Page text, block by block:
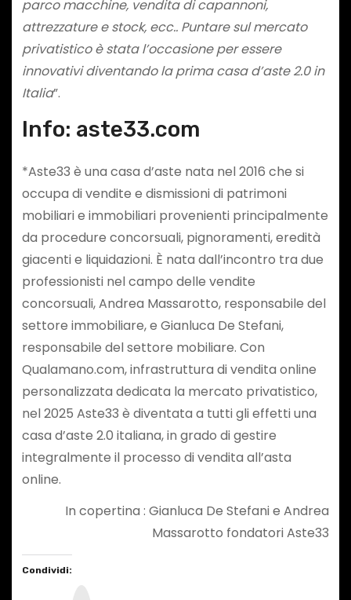
parco macchine, vendita di capannoni,
attrezzature e stock, ecc.. Puntare sul mercato
privatistico è stata l’occasione per essere
innovativi diventandola prima casa d’aste 2.0 in
Italia”.
Info: aste33.com
*Aste33 è una casa d’aste nata nel 2016 che si
occupa di vendite e dismissioni di patrimoni
mobiliari e immobiliari provenienti principalmente
da procedure concorsuali, pignoramenti, eredità
giacenti e liquidazioni. È nata dall’incontro tra due
professionisti nel campo delle vendite
concorsuali, Andrea Massarotto, responsabile del
settore immobiliare, e Gianluca De Stefani,
responsabile del settore mobiliare. Con
Qualamano.com, infrastruttura di vendita online
personalizzata dedicata la mercato privatistico,
nel 2025 Aste33 è diventata a tutti gli effetti una
casa d’aste 2.0 italiana, in grado di gestire
integralmente il processo di vendita all’asta
online.
In copertina : Gianluca De Stefani e Andrea
Massarotto fondatori Aste33
Condividi: